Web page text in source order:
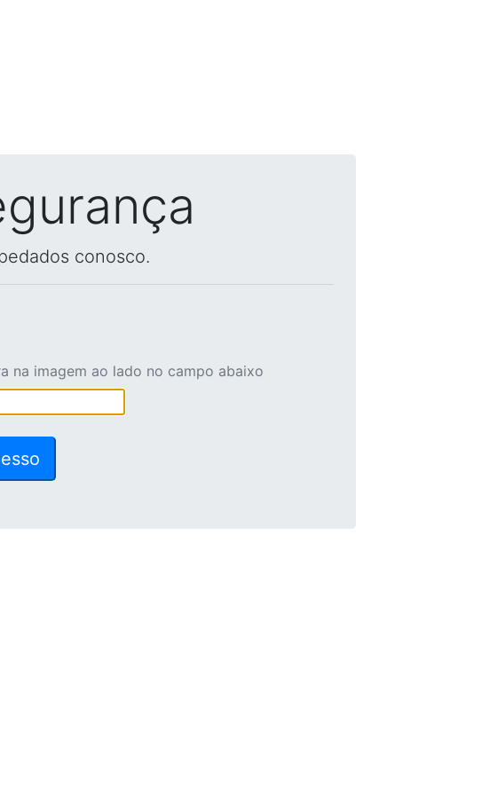
conosco.
na imagem ao lado no campo abaixo